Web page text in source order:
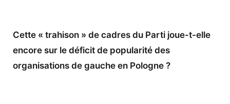
Cette « trahison » de cadres du Parti joue-t-elle
encore sur le déficit de popularité des
organisations de gauche en Pologne ?